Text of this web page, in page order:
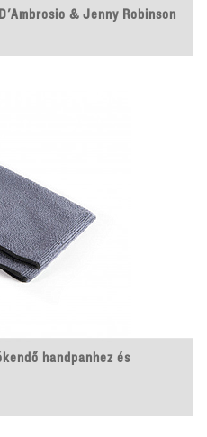
& Jenny Robinson
handpanhez és